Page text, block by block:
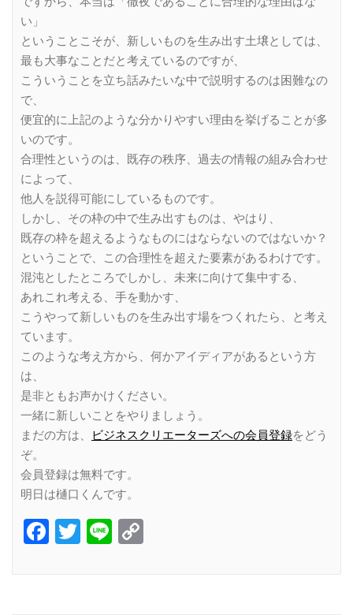
い」
ということこそが、新しいものを生み出す土壌としては、
最も大事なことだと考えているのですが、
こういうことを立ち話みたいな中で説明するのは困難なの
で、
便宜的に上記のような分かりやすい理由を挙げることが多
いのです。
合理性というのは、既存の秩序、過去の情報の組み合わせ
によって、
他人を説得可能にしているものです。
しかし、その枠の中で生み出すものは、やはり、
既存の枠を超えるようなものにはならないのではないか？
ということで、この合理性を超えた要素があるわけです。
混沌としたところでしかし、未来に向けて集中する、
あれこれ考える、手を動かす、
こうやって新しいものを生み出す場をつくれたら、と考え
ています。
このような考え方から、何かアイディアがあるという方
は、
是非ともお声かけください。
一緒に新しいことをやりましょう。
まだの方は、
ビジネスクリエーターズへの会員登録をどう
ぞ。
会員登録は無料です。
明日は樋口くんです。
Facebook
Twitter
Line